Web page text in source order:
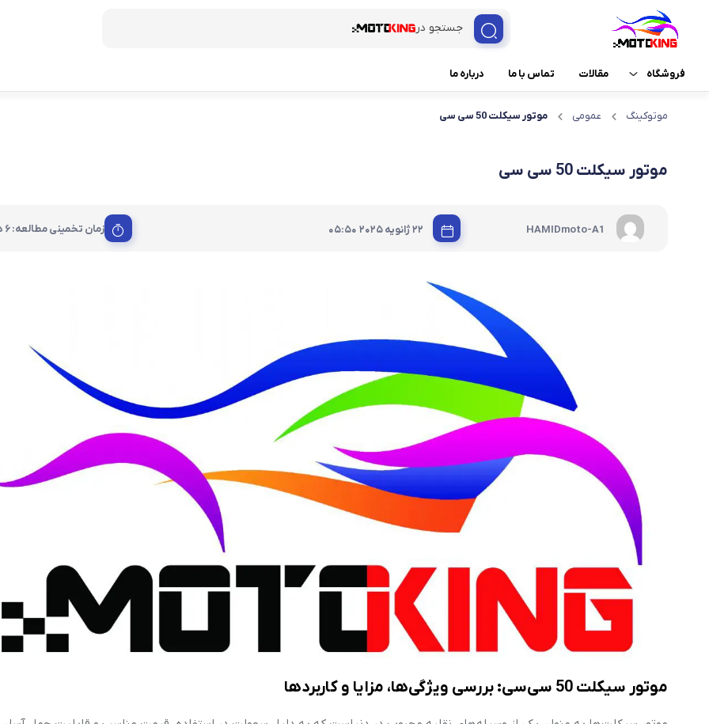
جستجو در
فروشگاه
ثبت درخواست خدمات امداد موتور
تست ECU لوازم موتور سیکلت
مقالات تماس با ما درباره ما
موتوکینگ عمومی موتور سیکلت 50 سی سی
موتور سیکلت 50 سی سی
HAMIDmoto-A1 22 ژانویه 2025 |
05:50 زمان تخمینی مطالعه: 6 دقیقه
موتور سیکلت 50 سی‌سی: بررسی ویژگی‌ها، مزایا و کاربردها